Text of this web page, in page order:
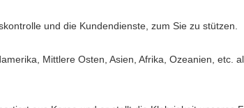
und die Kundendienste, zum Sie zu stützen.
Mittlere Osten, Asien, Afrika, Ozeanien, etc.